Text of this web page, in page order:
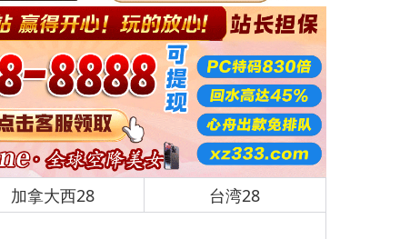
加拿大西28
台湾28